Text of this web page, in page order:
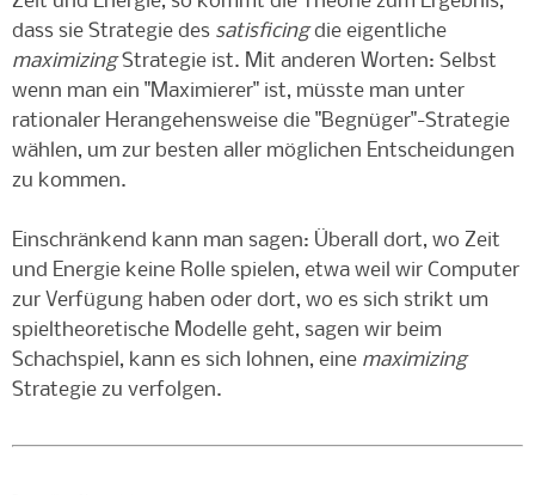
dass sie Strategie des satisficingdie eigentliche
maximizingStrategie ist. Mit anderen Worten: Selbst
wenn man ein "Maximierer" ist, müsste man unter
rationaler Herangehensweise die "Begnüger"-Strategie
wählen, um zur besten aller möglichen Entscheidungen
zu kommen.
Einschränkend kann man sagen: Überall dort, wo Zeit
und Energie keine Rolle spielen, etwa weil wir Computer
zur Verfügung haben oder dort, wo es sich strikt um
spieltheoretische Modelle geht, sagen wir beim
Schachspiel, kann es sich lohnen, eine maximizing
Strategie zu verfolgen.